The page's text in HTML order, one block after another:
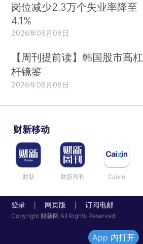
岗位减少2.3万个失业率降至
4.1%
2026年08月08日
【周刊提前读】韩国股市高杠
杆镜鉴
2026年08月08日
财新移动
财新 财新周刊 Caixin
登录 网页版 订阅电邮
Copyright 财新网 All Rights Reserved
App 内打开